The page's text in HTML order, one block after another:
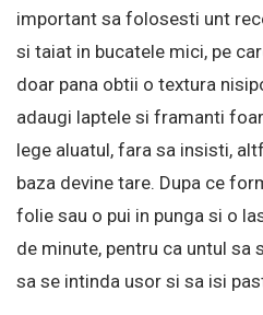
important sa folosesti unt
si taiat in bucatele mici, pe
doar pana obtii o textura
adaugi laptele si framanti
lege aluatul, fara sa insisti,
baza devine tare. Dupa ce
folie sau o pui in punga si o
de minute, pentru ca untul sa
sa se intinda usor si sa isi